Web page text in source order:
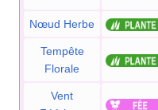
Nœud Herbe
Tempête
Florale
Vent